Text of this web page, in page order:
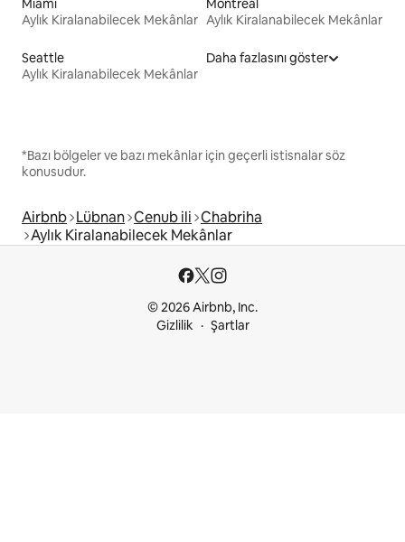
Miami
Aylık Kiralanabilecek Mekânlar
Montreal
Aylık Kiralanabilecek Mekânlar
Seattle
Aylık Kiralanabilecek Mekânlar
Daha fazlasını göster
*Bazı bölgeler ve bazı mekânlar için geçerli istisnalar söz
konusudur.
Airbnb Lübnan Cenub ili Chabriha
Aylık Kiralanabilecek Mekânlar
© 2026 Airbnb, Inc.
Gizlilik
Şartlar